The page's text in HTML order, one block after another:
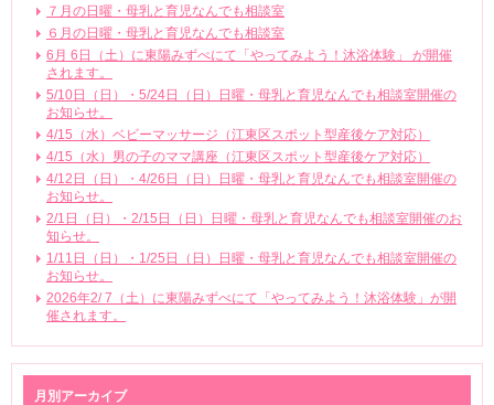
７月の日曜・母乳と育児なんでも相談室
６月の日曜・母乳と育児なんでも相談室
6月 6日（土）に東陽みずべにて「やってみよう！沐浴体験」 が開催
されます。
5/10日（日）・5/24日（日）日曜・母乳と育児なんでも相談室開催の
お知らせ。
4/15（水）ベビーマッサージ（江東区スポット型産後ケア対応）
4/15（水）男の子のママ講座（江東区スポット型産後ケア対応）
4/12日（日）・4/26日（日）日曜・母乳と育児なんでも相談室開催の
お知らせ。
2/1日（日）・2/15日（日）日曜・母乳と育児なんでも相談室開催のお
知らせ。
1/11日（日）・1/25日（日）日曜・母乳と育児なんでも相談室開催の
お知らせ。
2026年2/ 7（土）に東陽みずべにて「やってみよう！沐浴体験」が開
催されます。
月別アーカイブ